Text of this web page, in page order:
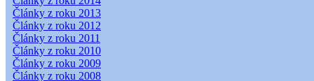
Články z roku 2013
Články z roku 2012
Články z roku 2011
Články z roku 2010
Články z roku 2009
Články z roku 2008